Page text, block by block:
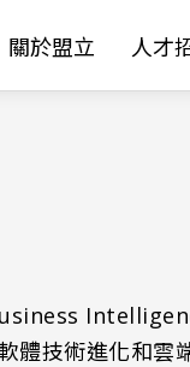
關於盟立 人才
體技術進化和雲